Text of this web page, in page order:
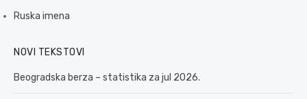
Ruska imena
NOVI TEKSTOVI
Beogradska berza – statistika za jul 2026.